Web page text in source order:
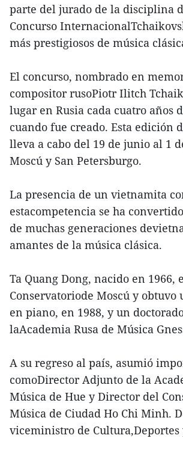
parte del jurado de la disciplina
Concurso
más prestigiosos de música
El concurso, nombrado en
compositor rusoPiotr Ilitch
lugar en Rusia cada cuatro años
cuando fue creado. Esta edición
lleva a cabo del 19 de junio al 1
Moscú y San Petersburgo.
La presencia de un vietnamita
estacompetencia se ha
de muchas generaciones
amantes de la música clásica.
Ta Quang Dong, nacido en 1966,
Conservatoriode Moscú y obtuvo
en piano, en 1988, y un
laAcademia Rusa de Música
A su regreso al país, asumió
comoDirector Adjunto de la
Música de Hue y Director del
Música de Ciudad Ho Chi Minh.
viceministro de Cultura,Deportes